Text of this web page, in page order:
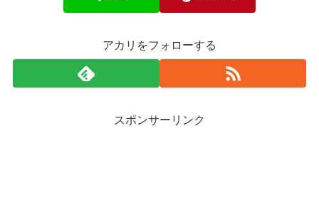
アカリをフォローする
スポンサーリンク